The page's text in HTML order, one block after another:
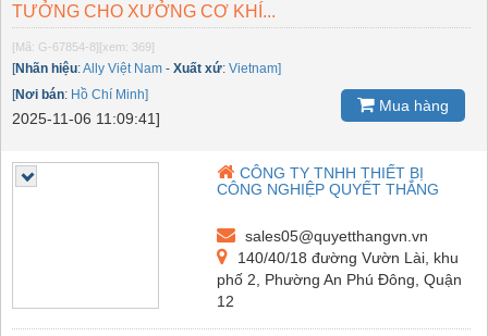
TƯỞNG CHO XƯỞNG CƠ KHÍ...
[Mã: G-67854-8][xem: 369]
[Nhãn hiệu:Ally Việt Nam - Xuất xứ: Vietnam]
[Nơi bán: Hồ Chí Minh]
2025-11-06 11:09:41]
Mua hàng
CÔNG TY TNHH THIẾT BỊ
CÔNG NGHIỆP QUYẾT THẮNG
sales05@quyetthangvn.vn
140/40/18 đường Vườn Lài, khu
phố 2, Phường An Phú Đông, Quận
12